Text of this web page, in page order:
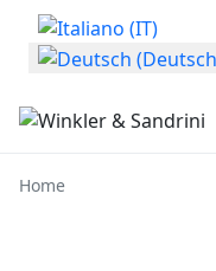
Sprache auswählen
Home